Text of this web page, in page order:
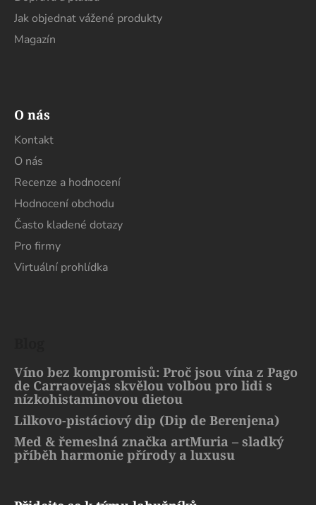
Jak objednat vážené produkty
Magazín
O nás
Kontakt
O nás
Recenze a hodnocení
Hodnocení obchodu
Často kladené dotazy
Pro firmy
Virtuální prohlídka
Víno bez kompromisů: Proč jsou vína z Pago
de Carraovejas skvělou volbou pro lidi s
nízkohistaminovou dietou
Lilkovo-pistáciový dip (Dip de Berenjena)
Med & řemeslná značka artMuria – sladký
příběh harmonie přírody a luxusu